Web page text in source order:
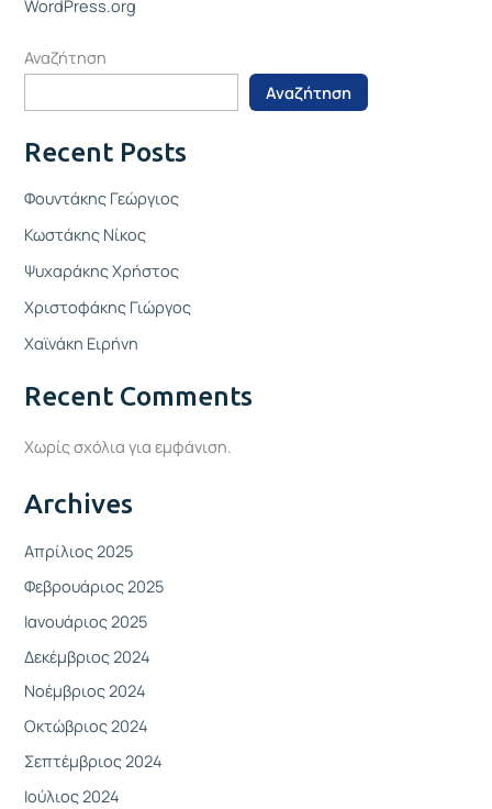
WordPress.org
Αναζήτηση
Αναζήτηση
Recent Posts
Φουντάκης Γεώργιος
Κωστάκης Νίκος
Ψυχαράκης Χρήστος
Χριστοφάκης Γιώργος
Χαϊνάκη Ειρήνη
Recent Comments
Χωρίς σχόλια για εμφάνιση.
Archives
Απρίλιος 2025
Φεβρουάριος 2025
Ιανουάριος 2025
Δεκέμβριος 2024
Νοέμβριος 2024
Οκτώβριος 2024
Σεπτέμβριος 2024
Ιούλιος 2024